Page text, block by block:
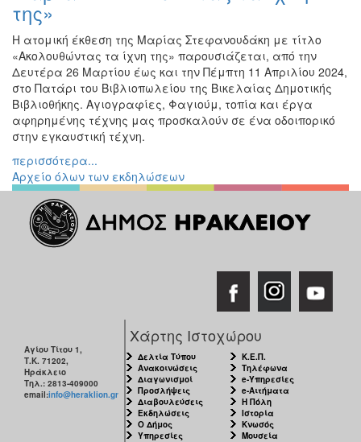
Άλλες
Εκδηλώσεις
ΜΑΣ
ΔΗΜΟΣ
ΠΟΛΙΤΙΣΜΟΣ
της»
Η ατομική έκθεση της Μαρίας Στεφανουδάκη με τίτλο
«Ακολουθώντας τα ίχνη της» παρουσιάζεται, από την
Δευτέρα 26 Μαρτίου έως και την Πέμπτη 11 Απριλίου 2024,
στο Πατάρι του Βιβλιοπωλείου της Βικελαίας Δημοτικής
Βιβλιοθήκης. Αγιογραφίες, Φαγιούμ, τοπία και έργα
αφηρημένης τέχνης μας προσκαλούν σε ένα οδοιπορικό
στην εγκαυστική τέχνη.
περισσότερα...
Αρχείο όλων των εκδηλώσεων
Αγίου Τίτου 1,
Τ.Κ. 71202,
Ηράκλειο
Τηλ.: 2813-409000
email:info@heraklion.gr
Χάρτης Ιστοχώρου
Δελτία Τύπου
Ανακοινώσεις
Διαγωνισμοί
Προσλήψεις
Διαβουλεύσεις
Εκδηλώσεις
Ο Δήμος
Υπηρεσίες
Κ.Ε.Π.
Τηλέφωνα
e-Υπηρεσίες
e-Αιτήματα
Η Πόλη
Ιστορία
Κνωσός
Μουσεία